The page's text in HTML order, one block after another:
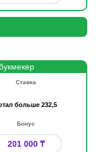
Ставка
больше 232,5
Бонус
201 000 ₸